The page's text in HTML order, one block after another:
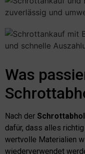
Was
Nach der
dafür, dass alles
wertvolle Materialien
wiederverwendet